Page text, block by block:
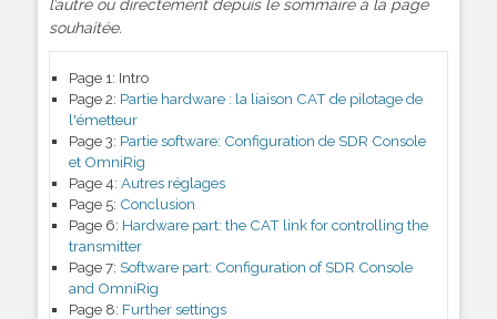
l’autre ou directement depuis le sommaire à la page
souhaitée.
Page 1: Intro
Page 2: Partie hardware : la liaison CAT de pilotage de
l'émetteur
Page 3: Partie software: Configuration de SDR Console
et OmniRig
Page 4: Autres réglages
Page 5: Conclusion
Page 6: Hardware part: the CAT link for controlling the
transmitter
Page 7: Software part: Configuration of SDR Console
and OmniRig
Page 8: Further settings